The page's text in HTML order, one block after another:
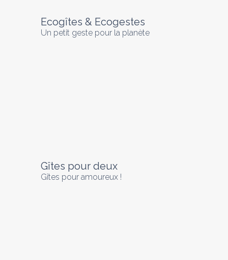
Ecogîtes & Ecogestes
Un petit geste pour la planète
Gîtes pour deux
Gîtes pour amoureux !